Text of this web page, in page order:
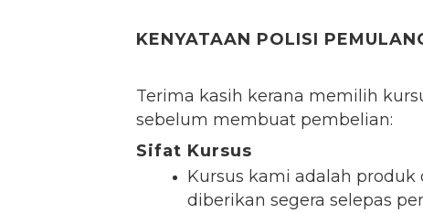
KENYATAAN POLISI
Terima kasih kerana memilih
sebelum membuat pembelian:
Sifat Kursus
Kursus kami adalah
diberikan segera selepas